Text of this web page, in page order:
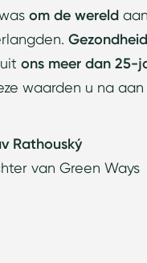
om de wereld
ons meer dan 25-
waarden u na
Rathouský
van Green Ways